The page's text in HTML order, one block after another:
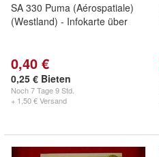
SA 330 Puma (Aérospatiale)
(Westland) - Infokarte über
0,40 €
0,25 € Bieten
Noch7 Tage 9 Std.
+ 1,50 € Versand